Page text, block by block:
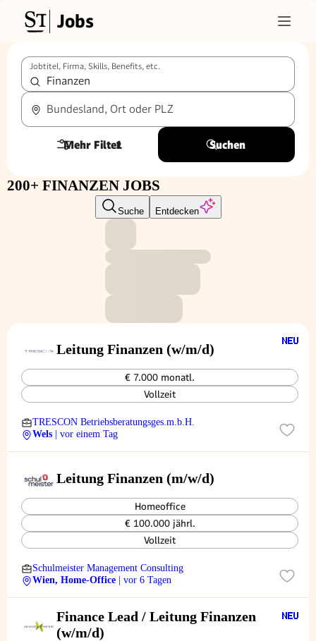
Jobs
Jobtitel, Firma, Skills, Benefits, etc.
Bundesland, Ort oder PLZ
Mehr Filter
1 Suchen
200+ FINANZEN JOBS
Suche Entdecken
Leitung Finanzen (w/m/d)
€ 7.000 monatl.
Vollzeit
TRESCON Betriebsberatungsges.m.b.H.
Wels
| vor einem Tag
Leitung Finanzen (m/w/d)
Homeoffice
€ 100.000 jährl.
Vollzeit
Schulmeister Management Consulting
Wien, Home-Office
| vor 6 Tagen
Finance Lead / Leitung Finanzen
(w/m/d)